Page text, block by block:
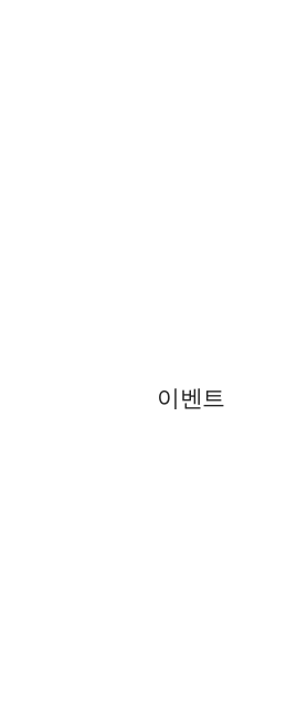
이벤트